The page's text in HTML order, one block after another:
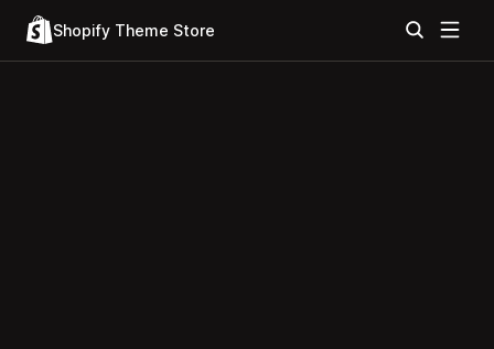
Shopify Theme Store